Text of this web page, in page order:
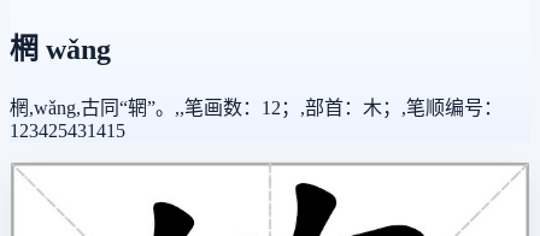
棢 wǎng
棢,wǎng,古同“辋”。,,笔画数：12；,部首：木；,笔顺编号：
123425431415